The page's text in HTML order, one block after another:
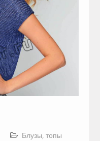
Блузы, топы